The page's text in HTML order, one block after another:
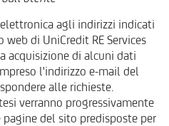
agli indirizzi indicati
di UniCredit RE Services
acquisizione di alcuni dati
l'indirizzo e-mail del
alle richieste.
verranno progressivamente
del sito predisposte per